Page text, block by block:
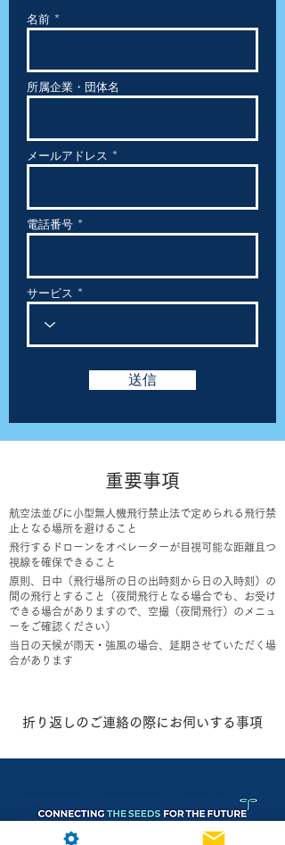
名前
所属企業・団体名
メールアドレス
電話番号
サービス
送信
重要事項
航空法並びに小型無人機飛行禁止法で定められる飛行禁
止となる場所を避けること
飛行するドローンをオペレーターが目視可能な距離且つ
視線を確保できること
原則、日中（飛行場所の日の出時刻から日の入時刻）の
間の飛行とすること（夜間飛行となる場合でも、お受け
できる場合がありますので、空撮（夜間飛行）のメニュ
ーをご確認ください）
当日の天候が雨天・強風の場合、延期させていただく場
合があります
​折り返しのご連絡の際にお伺いする事項